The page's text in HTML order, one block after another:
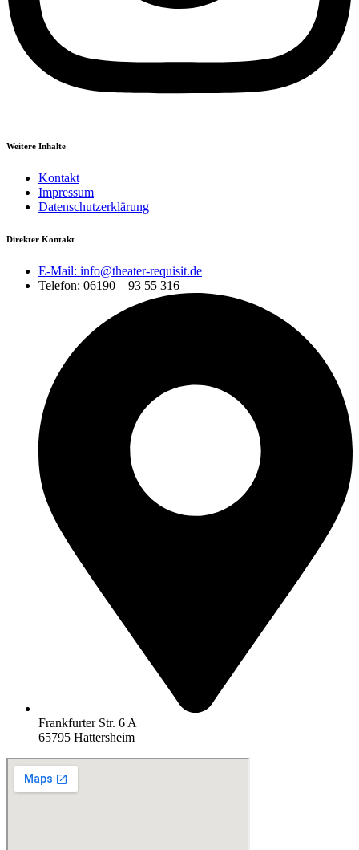
Weitere Inhalte
Kontakt
Impressum
Datenschutzerklärung
Direkter Kontakt
E-Mail: info@theater-requisit.de
Telefon: 06190 – 93 55 316
Frankfurter Str. 6 A
65795 Hattersheim